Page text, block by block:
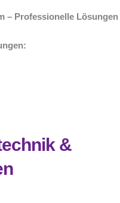
– Professionelle Lösungen
&